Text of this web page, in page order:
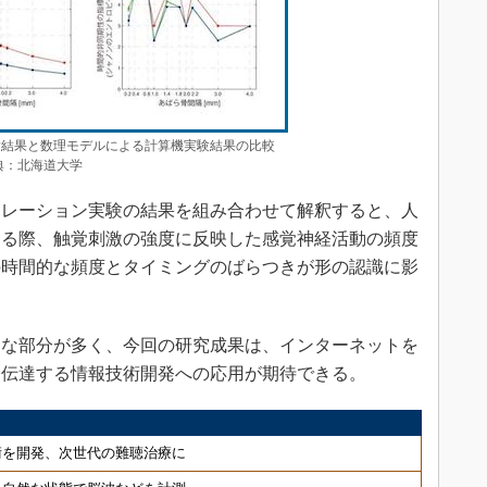
果と数理モデルによる計算機実験結果の比較
：北海道大学
ション実験の結果を組み合わせて解釈すると、人
際、触覚刺激の強度に反映した感覚神経活動の頻度
間的な頻度とタイミングのばらつきが形の認識に影
分が多く、今回の研究成果は、インターネットを
達する情報技術開発への応用が期待できる。
開発、次世代の難聴治療に